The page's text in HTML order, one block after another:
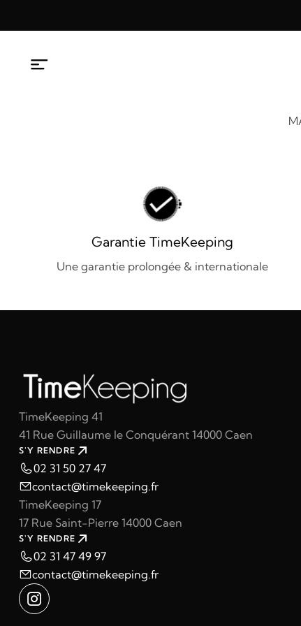
Garantie TimeKeeping
Une garantie prolongée & internationale
TimeKeeping 41
41 Rue Guillaume le Conquérant 14000 Caen
S'Y RENDRE
02 31 50 27 47
contact@timekeeping.fr
TimeKeeping 17
17 Rue Saint-Pierre 14000 Caen
S'Y RENDRE
02 31 47 49 97
contact@timekeeping.fr